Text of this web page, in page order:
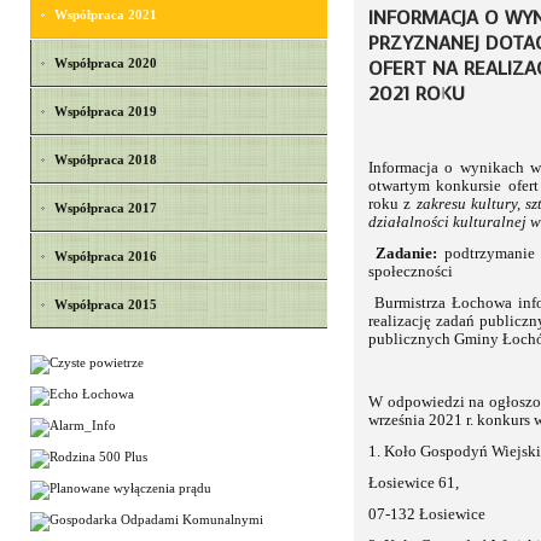
Współpraca 2021
Współpraca 2020
Współpraca 2019
Współpraca 2018
Współpraca 2017
Współpraca 2016
Współpraca 2015
INFORMACJA O
PRZYZNANEJ
OFERT NA
2021 ROKU
Informacja o wynikach
otwartym konkursie
roku z zakresukultury,
działalności kulturalnej
Zadanie:
społeczności
Burmistrza Łochowa
realizację zadań
publicznych Gminy
W odpowiedzi na
września 2021 r. konkurs
1. Koło Gospodyń
Łosiewice 61,
07-132 Łosiewice